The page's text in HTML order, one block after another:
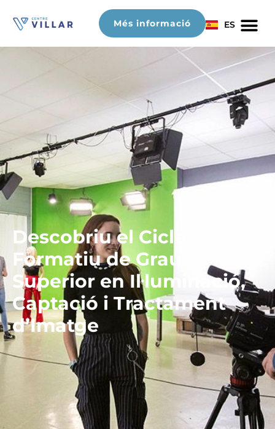
Més informació ES
Descobriu el Cicle
Formatiu de Grau
Superior en Il·luminació,
Captació i Tractament
d’Imatge